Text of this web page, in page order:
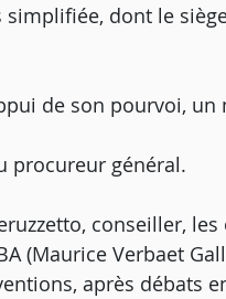
dont le
de son pourvoi, un
procureur général.
conseiller,
(Maurice Verbaet
après débats